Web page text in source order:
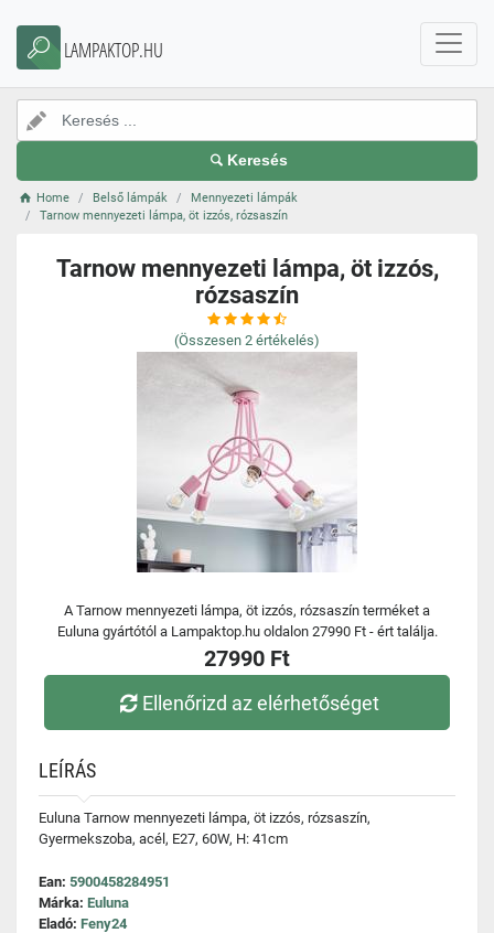
LAMPAKTOP.HU
Keresés
Home Belső lámpák
Mennyezeti lámpák
Tarnow mennyezeti lámpa, öt izzós, rózsaszín
Tarnow mennyezeti lámpa, öt izzós,
rózsaszín
(Összesen 2 értékelés)
A Tarnow mennyezeti lámpa, öt izzós, rózsaszín terméket a
Euluna gyártótól a Lampaktop.hu oldalon 27990 Ft - ért találja.
27990 Ft
Ellenőrizd az elérhetőséget
LEÍRÁS
Euluna Tarnow mennyezeti lámpa, öt izzós, rózsaszín,
Gyermekszoba, acél, E27, 60W, H: 41cm
Ean: 5900458284951
Márka: Euluna
Eladó: Feny24